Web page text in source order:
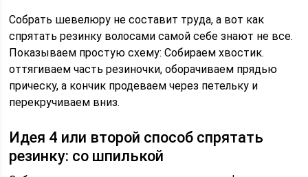
Собрать шевелюру не составит труда, а вот как
спрятать резинку волосами самой себе знают не все.
Показываем простую схему: Собираем хвостик.
оттягиваем часть резиночки, оборачиваем прядью
прическу, а кончик продеваем через петельку и
перекручиваем вниз.
Идея 4 или второй способ спрятать
резинку: со шпилькой